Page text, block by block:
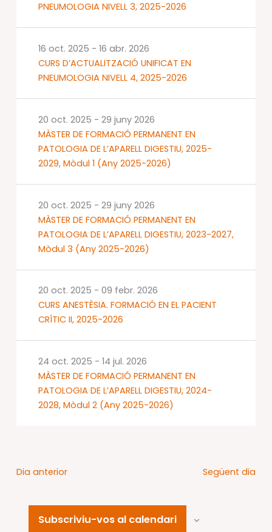
PNEUMOLOGIA NIVELL 3, 2025-2026
CURS D’ACTUALITZACIÓ UNIFICAT EN
PNEUMOLOGIA NIVELL 4, 2025-2026
16 oct. 2025 - 16 abr. 2026
MÀSTER DE FORMACIÓ PERMANENT EN
PATOLOGIA DE L’APARELL DIGESTIU, 2025-
2029, Mòdul 1 (Any 2025-2026)
20 oct. 2025 - 29 juny 2026
MÀSTER DE FORMACIÓ PERMANENT EN
PATOLOGIA DE L’APARELL DIGESTIU, 2023-2027,
Mòdul 3 (Any 2025-2026)
20 oct. 2025 - 29 juny 2026
CURS ANESTÈSIA. FORMACIÓ EN EL PACIENT
CRÍTIC II, 2025-2026
20 oct. 2025 - 09 febr. 2026
MÀSTER DE FORMACIÓ PERMANENT EN
PATOLOGIA DE L’APARELL DIGESTIU, 2024-
2028, Mòdul 2 (Any 2025-2026)
24 oct. 2025 - 14 jul. 2026
Dia anterior Següent dia
Subscriviu-vos al calendari